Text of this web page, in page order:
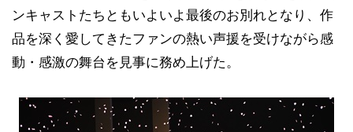
ンキャストたちともいよいよ最後のお別れとなり、作
品を深く愛してきたファンの熱い声援を受けながら感
動・感激の舞台を見事に務め上げた。